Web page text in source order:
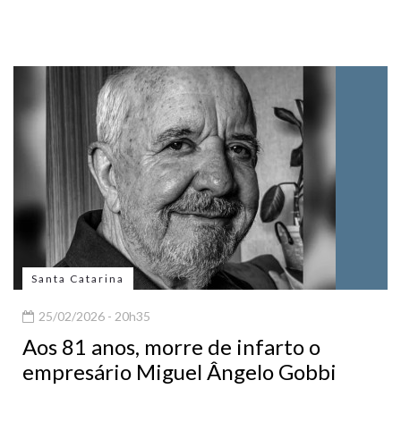
Santa Catarina
25/02/2026 - 20h35
Aos 81 anos, morre de infarto o
empresário Miguel Ângelo Gobbi